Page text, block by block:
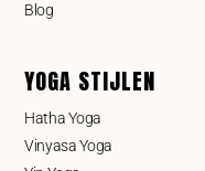
Blog
YOGA STIJLEN
Hatha Yoga
Vinyasa Yoga